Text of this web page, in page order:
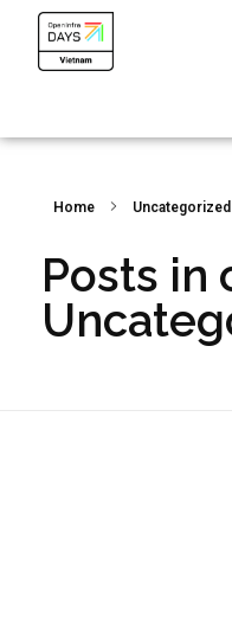
Home Uncategorized
Posts in